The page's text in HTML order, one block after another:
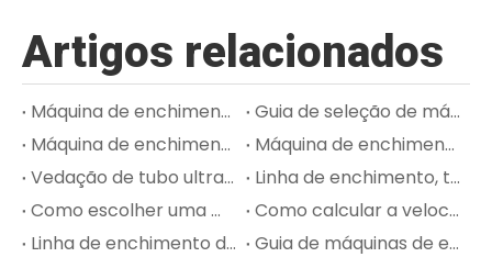
Artigos relacionados
Máquina de enchimento de tubo de pasta de dente: como manusear pasta de alta viscosidade e vedação estável
Guia de seleção de máquinas de envase de creme para produtos cosméticos de alta viscosidade
Máquina de enchimento de rímel e brilho labial: processo de enchimento, tamponamento e tamponamento
Máquina de enchimento de tubos de pomada: higiene, precisão de dosagem e qualidade de vedação para embalagens farmacêuticas
Vedação de tubo ultrassônico versus ar quente para tubos plásticos e laminados
Linha de enchimento, tampagem e rotulagem de perfumes: o que os compradores devem saber
Como escolher uma máquina de envase de loções para produção de cuidados com a pele
Como calcular a velocidade de enchimento e a capacidade de produção para sua linha de embalagem
Linha de enchimento de perfume para instalações de enchimento de OEM e contrato
Guia de máquinas de envase de cosméticos para loções, cremes, soros e perfumes